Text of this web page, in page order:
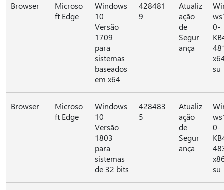
Browser
Microso
ft Edge
Windows
10
Versão
1709
para
sistemas
baseados
em x64
428481
9
Atualiz
ação
de
Segur
ança
0-
su
Browser
Microso
ft Edge
Windows
10
Versão
1803
para
sistemas
de 32 bits
428483
5
Atualiz
ação
de
Segur
ança
0-
su